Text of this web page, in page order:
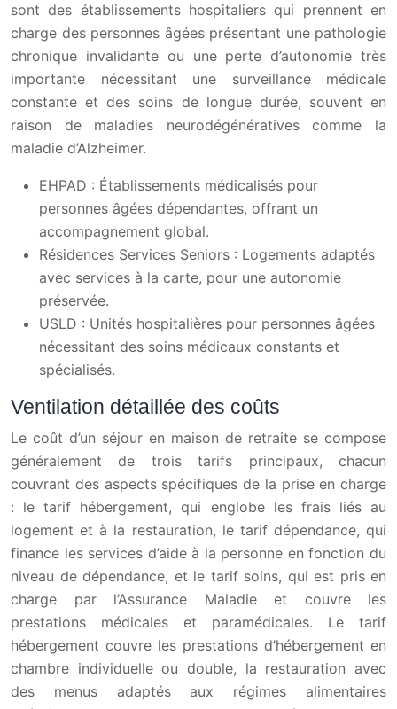
sont des établissements hospitaliers qui prennent en
charge des personnes âgées présentant une pathologie
chronique invalidante ou une perte d’autonomie très
importante nécessitant une surveillance médicale
constante et des soins de longue durée, souvent en
raison de maladies neurodégénératives comme la
maladie d’Alzheimer.
EHPAD : Établissements médicalisés pour
personnes âgées dépendantes, offrant un
accompagnement global.
Résidences Services Seniors : Logements adaptés
avec services à la carte, pour une autonomie
préservée.
USLD : Unités hospitalières pour personnes âgées
nécessitant des soins médicaux constants et
spécialisés.
Ventilation détaillée des coûts
Le coût d’un séjour en maison de retraite se compose
généralement de trois tarifs principaux, chacun
couvrant des aspects spécifiques de la prise en charge
: le tarif hébergement, qui englobe les frais liés au
logement et à la restauration, le tarif dépendance, qui
finance les services d’aide à la personne en fonction du
niveau de dépendance, et le tarif soins, qui est pris en
charge par l’Assurance Maladie et couvre les
prestations médicales et paramédicales. Le tarif
hébergement couvre les prestations d’hébergement en
chambre individuelle ou double, la restauration avec
des menus adaptés aux régimes alimentaires